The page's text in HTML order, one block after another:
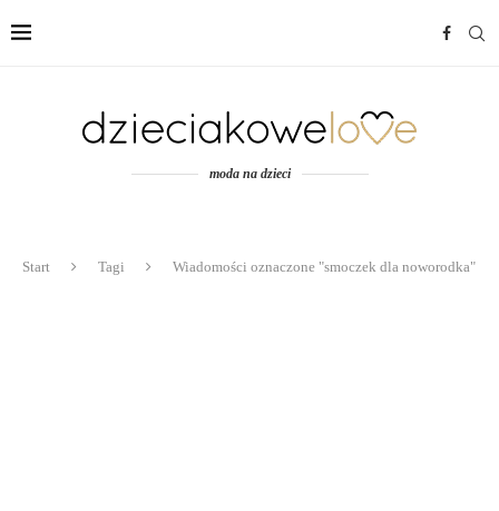
moda na dzieci
Start Tagi Wiadomości oznaczone "smoczek dla noworodka"